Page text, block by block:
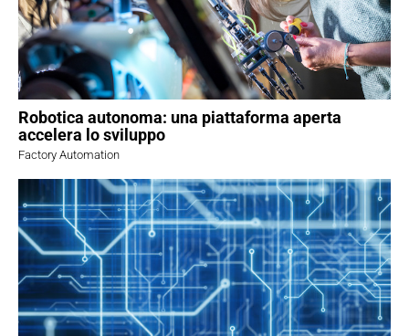
Robotica autonoma: una piattaforma aperta
accelera lo sviluppo
Factory Automation